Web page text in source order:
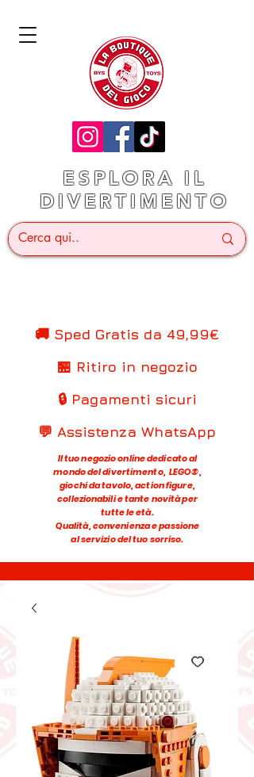
ESPLORA IL
DIVERTIMENTO
🚚 Sped Gratis da 49,99€
🏪 Ritiro in negozio
🔒 Pagamenti sicuri
💬 Assistenza WhatsApp
Il tuo negozio online dedicato al
mondo del divertimento, LEGO®,
giochi da tavolo, action figure,
collezionabili e tante novità per
tutte le età.
Qualità, convenienza e passione
al servizio del tuo sorriso.